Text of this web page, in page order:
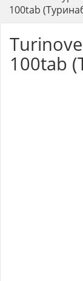
100tab
100tab